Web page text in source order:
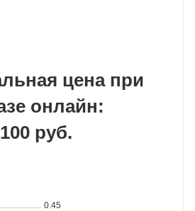
цена при
онлайн:
100 руб.
0.45